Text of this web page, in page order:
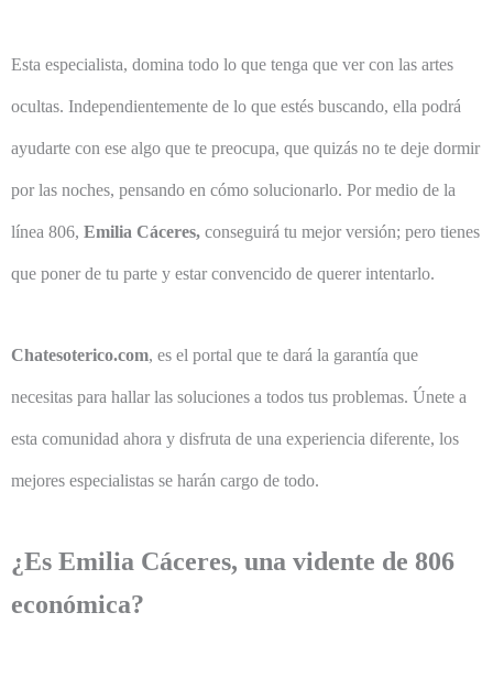
Esta especialista, domina todo lo que tenga que ver con las artes
ocultas. Independientemente de lo que estés buscando, ella podrá
ayudarte con ese algo que te preocupa, que quizás no te deje dormir
por las noches, pensando en cómo solucionarlo. Por medio de la
línea 806, Emilia Cáceres, conseguirá tu mejor versión; pero tienes
que poner de tu parte y estar convencido de querer intentarlo.
Chatesoterico.com, es el portal que te dará la garantía que
necesitas para hallar las soluciones a todos tus problemas. Únete a
esta comunidad ahora y disfruta de una experiencia diferente, los
mejores especialistas se harán cargo de todo.
¿Es Emilia Cáceres, una vidente de 806
económica?